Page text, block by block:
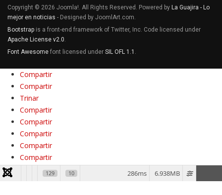
Copyright © 2026 Joomla!. All Rights Reserved. Powered by La Guajira - Lo
mejor en noticias - Designed by JoomlArt.com.
Bootstrap is a front-end framework of Twitter, Inc. Code licensed under
Apache License v2.0
Font Awesome font licensed under SIL OFL 1.1
Compartir
Compartir
Trinar
Compartir
Compartir
Compartir
Compartir
Compartir
Compartir
129 10 6.938MB
286ms